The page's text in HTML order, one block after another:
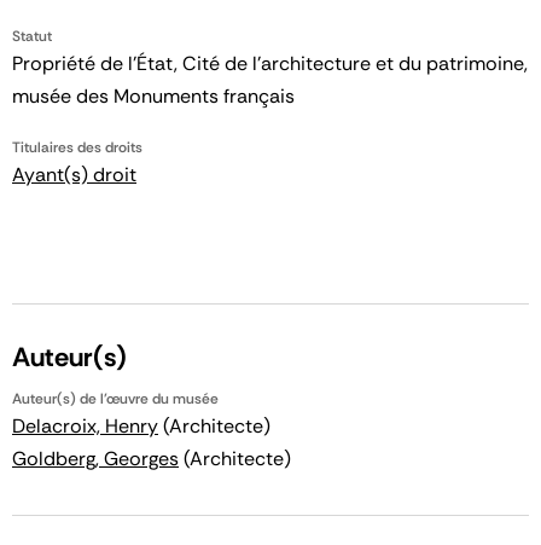
Statut
Propriété de l’État, Cité de l’architecture et du patrimoine,
musée des Monuments français
Titulaires des droits
Ayant(s) droit
Auteur(s)
Auteur(s) de l'œuvre du musée
Delacroix, Henry(Architecte)
Goldberg, Georges(Architecte)